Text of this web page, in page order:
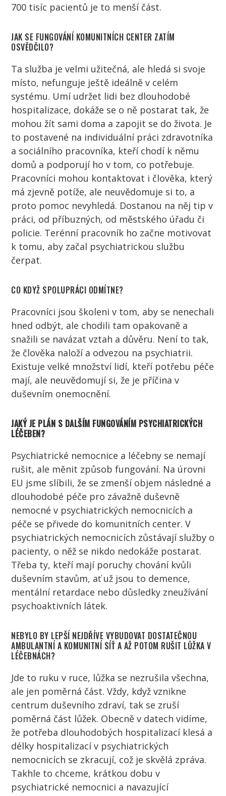
700 tisíc pacientů je to menší část.
JAK SE FUNGOVÁNÍ KOMUNITNÍCH CENTER ZATÍM
OSVĚDČILO?
Ta služba je velmi užitečná, ale hledá si svoje
místo, nefunguje ještě ideálně v celém
systému. Umí udržet lidi bez dlouhodobé
hospitalizace, dokáže se o ně postarat tak, že
mohou žít sami doma a zapojit se do života. Je
to postavené na individuální práci zdravotníka
a sociálního pracovníka, kteří chodí k němu
domů a podporují ho v tom, co potřebuje.
Pracovníci mohou kontaktovat i člověka, který
má zjevně potíže, ale neuvědomuje si to, a
proto pomoc nevyhledá. Dostanou na něj tip v
práci, od příbuzných, od městského úřadu či
policie. Terénní pracovník ho začne motivovat
k tomu, aby začal psychiatrickou službu
čerpat.
CO KDYŽ SPOLUPRÁCI ODMÍTNE?
Pracovníci jsou školeni v tom, aby se nenechali
hned odbýt, ale chodili tam opakovaně a
snažili se navázat vztah a důvěru. Není to tak,
že člověka naloží a odvezou na psychiatrii.
Existuje velké množství lidí, kteří potřebu péče
mají, ale neuvědomují si, že je příčina v
duševním onemocnění.
JAKÝ JE PLÁN S DALŠÍM FUNGOVÁNÍM PSYCHIATRICKÝCH
LÉČEBEN?
Psychiatrické nemocnice a léčebny se nemají
rušit, ale měnit způsob fungování. Na úrovni
EU jsme slíbili, že se zmenší objem následné a
dlouhodobé péče pro závažně duševně
nemocné v psychiatrických nemocnicích a
péče se přivede do komunitních center. V
psychiatrických nemocnicích zůstávají služby o
pacienty, o něž se nikdo nedokáže postarat.
Třeba ty, kteří mají poruchy chování kvůli
duševním stavům, ať už jsou to demence,
mentální retardace nebo důsledky zneužívání
psychoaktivních látek.
NEBYLO BY LEPŠÍ NEJDŘÍVE VYBUDOVAT DOSTATEČNOU
AMBULANTNÍ A KOMUNITNÍ SÍŤ A AŽ POTOM RUŠIT LŮŽKA V
LÉČEBNÁCH?
Jde to ruku v ruce, lůžka se nezrušila všechna,
ale jen poměrná část. Vždy, když vznikne
centrum duševního zdraví, tak se zruší
poměrná část lůžek. Obecně v datech vidíme,
že potřeba dlouhodobých hospitalizací klesá a
délky hospitalizací v psychiatrických
nemocnicích se zkracují, což je skvělá zpráva.
Takhle to chceme, krátkou dobu v
psychiatrické nemocnici a navazující